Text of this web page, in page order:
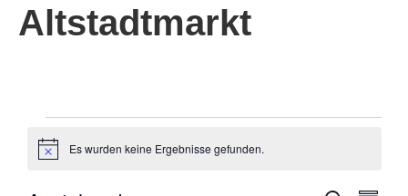
Altstadtmarkt
HinweisEs wurden keine Ergebnisse gefunden.